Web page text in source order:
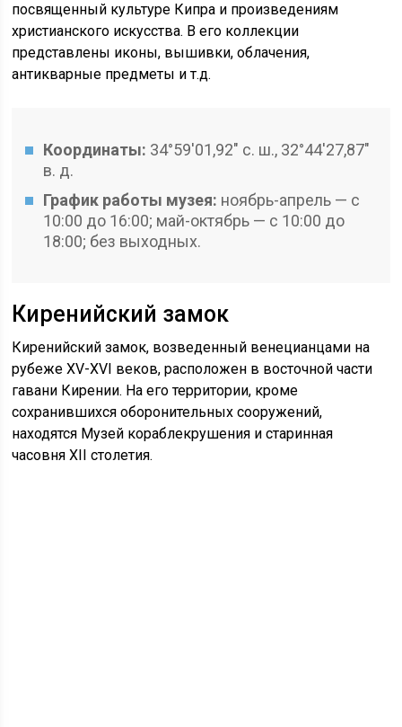
посвященный культуре Кипра и произведениям
христианского искусства. В его коллекции
представлены иконы, вышивки, облачения,
антикварные предметы и т.д.
Координаты: 34°59′01,92″ с. ш., 32°44′27,87″
в. д.
График работы музея: ноябрь-апрель — с
10:00 до 16:00; май-октябрь — с 10:00 до
18:00; без выходных.
Киренийский замок
Киренийский замок, возведенный венецианцами на
рубеже XV-XVI веков, расположен в восточной части
гавани Кирении. На его территории, кроме
сохранившихся оборонительных сооружений,
находятся Музей кораблекрушения и старинная
часовня XII столетия.